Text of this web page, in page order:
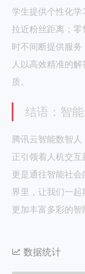
学生提供个性化学
拉近粉丝距离；
时不间断提供服
人以高效精准的
质。
结语：智
腾讯云智能数智
正引领着人机交互
更是通往智能社
界里，让我们一
更加丰富多彩的智
数据统计